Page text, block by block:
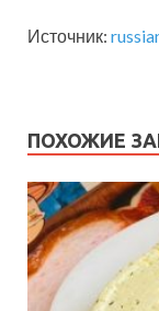
Источник:
ПОХОЖИЕ